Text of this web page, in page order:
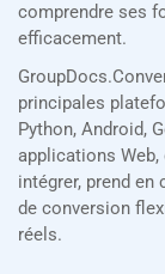
comprendre ses
efficacement.
principales
Python, Android,
applications Web,
intégrer, prend
de conversion
réels.